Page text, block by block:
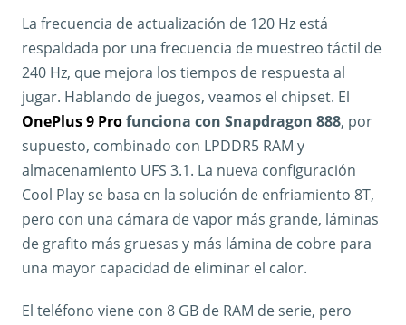
La frecuencia de actualización de 120 Hz está
respaldada por una frecuencia de muestreo táctil de
240 Hz, que mejora los tiempos de respuesta al
jugar. Hablando de juegos, veamos el chipset. El
OnePlus 9 Profunciona con Snapdragon 888, por
supuesto, combinado con LPDDR5 RAM y
almacenamiento UFS 3.1. La nueva configuración
Cool Play se basa en la solución de enfriamiento 8T,
pero con una cámara de vapor más grande, láminas
de grafito más gruesas y más lámina de cobre para
una mayor capacidad de eliminar el calor.
El teléfono viene con 8 GB de RAM de serie, pero